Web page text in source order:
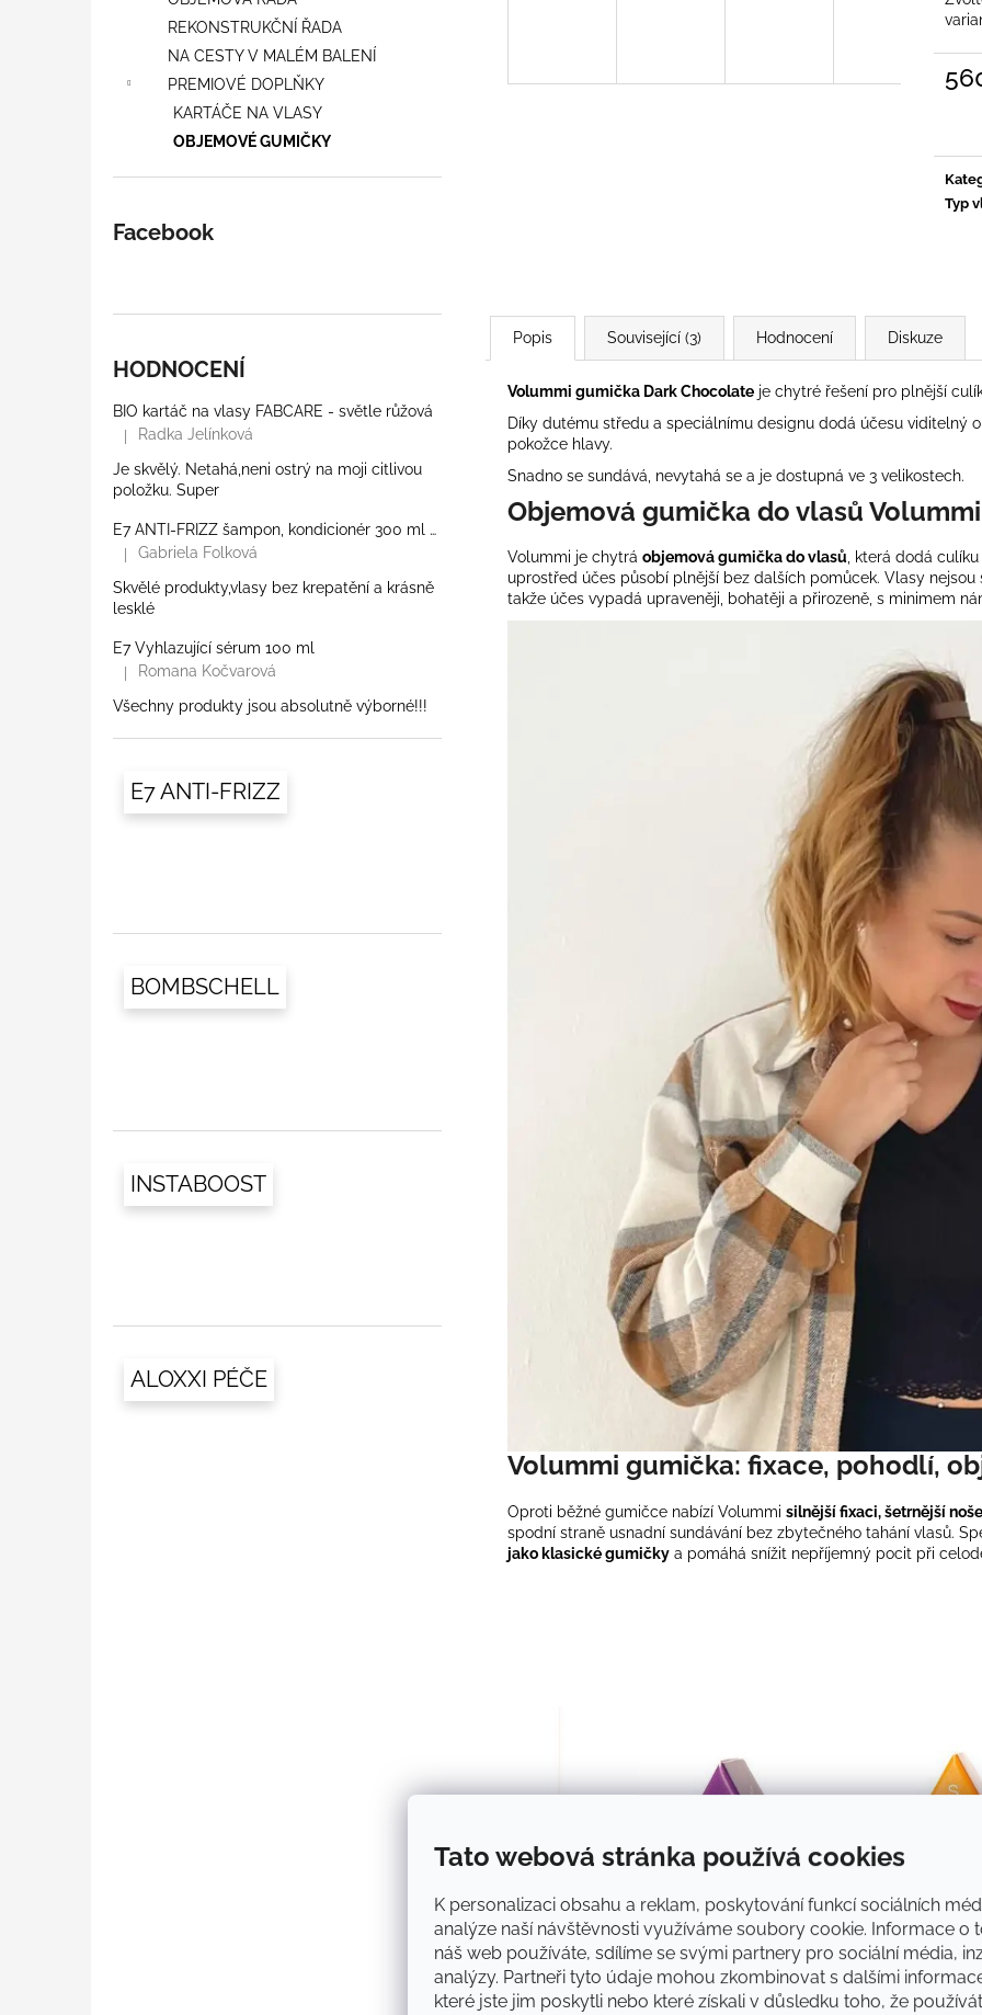
Tato webová stránka používá cookies
K personalizaci obsahu a reklam, poskytování funkcí sociálních
analýze naší návštěvnosti využíváme soubory cookie. Informace o
náš web používáte, sdílíme se svými partnery pro sociální média,
analýzy. Partneři tyto údaje mohou zkombinovat s dalšími
které jste jim poskytli nebo které získali v důsledku toho, že
REKONSTRUKČNÍ ŘADA
NA CESTY V MALÉM BALENÍ
PREMIOVÉ DOPLŇKY
KARTÁČE NA VLASY
OBJEMOVÉ GUMIČKY
Facebook
HODNOCENÍ
BIO kartáč na vlasy FABCARE - světle růžová
Hodnocení produktu je 5 z 5 hvězdiček.
Radka Jelínková
Je skvělý. Netahá,neni ostrý na moji citlivou
položku. Super
E7 ANTI-FRIZZ šampon, kondicionér 300 ml a lesk
Hodnocení produktu je 5 z 5 hvězdiček.
Gabriela Folková
Skvělé produkty,vlasy bez krepatění a krásně
lesklé
E7 Vyhlazující sérum 100 ml
Hodnocení produktu je 5 z 5 hvězdiček.
Romana Kočvarová
Všechny produkty jsou absolutně výborné!!!
E7 ANTI-FRIZZ
BOMBSCHELL
INSTABOOST
ALOXXI PÉČE
Typ
Popis Související (3) Hodnocení Diskuze
Volummi gumička Dark Chocolate je chytré řešení pro plnější
Díky dutému středu a speciálnímu designu dodá účesu viditelný
pokožce hlavy.
Snadno se sundává, nevytahá se a je dostupná ve 3 velikostech.
Objemová gumička do vlasů Volummi
Volummi je chytrá objemová gumička do vlasů, která dodá
uprostřed účes působí plnější bez dalších pomůcek. Vlasy
takže účes vypadá upraveněji, bohatěji a přirozeně, s minimem
Volummi gumička: fixace, pohodlí,
Oproti běžné gumičce nabízí Volummi silnější fixaci, šetrnější
spodní straně usnadní sundávání bez zbytečného tahání vlasů.
jako klasické gumičky a pomáhá snížit nepříjemný pocit při